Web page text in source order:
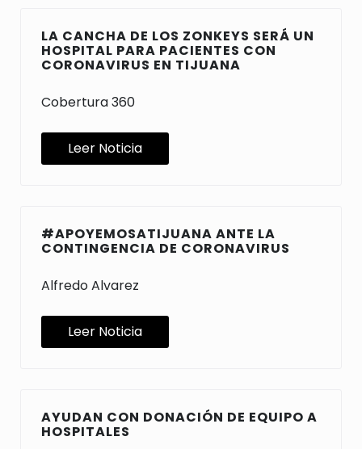
LA CANCHA DE LOS ZONKEYS SERÁ UN
HOSPITAL PARA PACIENTES CON
CORONAVIRUS EN TIJUANA
Cobertura 360
Leer Noticia
#APOYEMOSATIJUANA ANTE LA
CONTINGENCIA DE CORONAVIRUS
Alfredo Alvarez
Leer Noticia
AYUDAN CON DONACIÓN DE EQUIPO A
HOSPITALES